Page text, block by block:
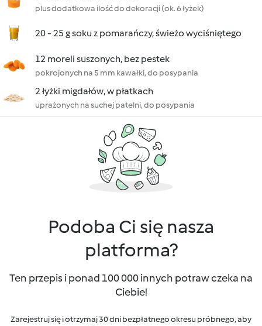
plus dodatkowa ilość do dekoracji (ok. 6 łyżek)
20 - 25 g soku z pomarańczy, świeżo wyciśniętego
12 moreli suszonych, bez pestek
pokrojonych na 5 mm kawałki, do posypania
2 łyżki migdałów, w płatkach
uprażonych na suchej patelni, do posypania
Podoba Ci się nasza
platforma?
Ten przepis i ponad 100 000 innych potraw czeka na
Ciebie!
Zarejestruj się i otrzymaj 30 dni bezpłatnego okresu próbnego, aby